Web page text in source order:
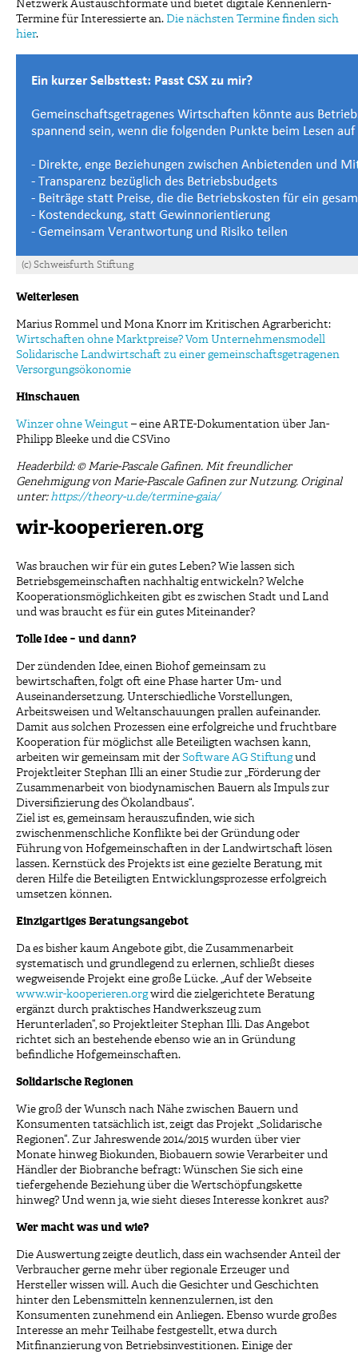
Netzwerk Austauschformate und bietet digitale Kennenlern-
Termine für Interessierte an. Die nächsten Termine finden sich
hier.
(c) Schweisfurth Stiftung
Weiterlesen
Marius Rommel und Mona Knorr im Kritischen Agrarbericht:
Wirtschaften ohne Marktpreise? Vom Unternehmensmodell
Solidarische Landwirtschaft zu einer gemeinschaftsgetragenen
Versorgungsökonomie
Hinschauen
Winzer ohne Weingut – eine ARTE-Dokumentation über Jan-
Philipp Bleeke und die CSVino
Headerbild: © Marie-Pascale Gafinen. Mit freundlicher
Genehmigung von Marie-Pascale Gafinen zur Nutzung. Original
unter: https://theory-u.de/termine-gaia/
wir-kooperieren.org
Was brauchen wir für ein gutes Leben? Wie lassen sich
Betriebsgemeinschaften nachhaltig entwickeln? Welche
Kooperationsmöglichkeiten gibt es zwischen Stadt und Land
und was braucht es für ein gutes Miteinander?
Tolle Idee − und dann?
Der zündenden Idee, einen Biohof gemeinsam zu
bewirtschaften, folgt oft eine Phase harter Um- und
Auseinandersetzung. Unterschiedliche Vorstellungen,
Arbeitsweisen und Weltanschauungen prallen aufeinander.
Damit aus solchen Prozessen eine erfolgreiche und fruchtbare
Kooperation für möglichst alle Beteiligten wachsen kann,
arbeiten wir gemeinsam mit der Software AG Stiftungund
Projektleiter Stephan Illi an einer Studie zur „Förderung der
Zusammenarbeit von biodynamischen Bauern als Impuls zur
Diversifizierung des Ökolandbaus“.
Ziel ist es, gemeinsam herauszufinden, wie sich
zwischenmenschliche Konflikte bei der Gründung oder
Führung von Hofgemeinschaften in der Landwirtschaft lösen
lassen. Kernstück des Projekts ist eine gezielte Beratung, mit
deren Hilfe die Beteiligten Entwicklungsprozesse erfolgreich
umsetzen können.
Einzigartiges Beratungsangebot
Da es bisher kaum Angebote gibt, die Zusammenarbeit
systematisch und grundlegend zu erlernen, schließt dieses
wegweisende Projekt eine große Lücke. „Auf der Webseite
www.wir-kooperieren.orgwird die zielgerichtete Beratung
ergänzt durch praktisches Handwerkszeug zum
Herunterladen“, so Projektleiter Stephan Illi. Das Angebot
richtet sich an bestehende ebenso wie an in Gründung
befindliche Hofgemeinschaften.
Solidarische Regionen
Wie groß der Wunsch nach Nähe zwischen Bauern und
Konsumenten tatsächlich ist, zeigt das Projekt „Solidarische
Regionen“. Zur Jahreswende 2014/2015 wurden über vier
Monate hinweg Biokunden, Biobauern sowie Verarbeiter und
Händler der Biobranche befragt: Wünschen Sie sich eine
tiefergehende Beziehung über die Wertschöpfungskette
hinweg? Und wenn ja, wie sieht dieses Interesse konkret aus?
Wer macht was und wie?
Die Auswertung zeigte deutlich, dass ein wachsender Anteil der
Verbraucher gerne mehr über regionale Erzeuger und
Hersteller wissen will. Auch die Gesichter und Geschichten
hinter den Lebensmitteln kennenzulernen, ist den
Konsumenten zunehmend ein Anliegen. Ebenso wurde großes
Interesse an mehr Teilhabe festgestellt, etwa durch
Mitfinanzierung von Betriebsinvestitionen. Einige der